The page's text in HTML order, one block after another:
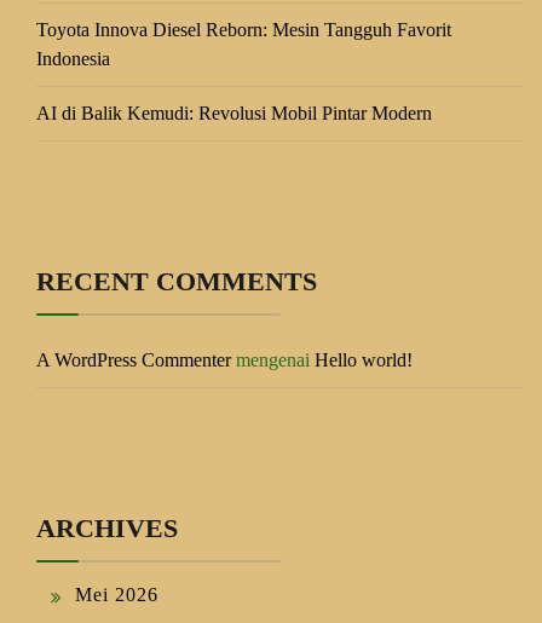
Toyota Innova Diesel Reborn: Mesin Tangguh Favorit
Indonesia
AI di Balik Kemudi: Revolusi Mobil Pintar Modern
RECENT COMMENTS
A WordPress Commentermengenai Hello world!
ARCHIVES
Mei 2026